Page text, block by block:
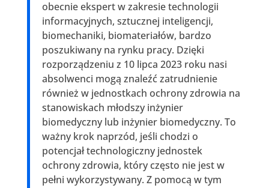
obecnie ekspert w zakresie technologii
informacyjnych, sztucznej inteligencji,
biomechaniki, biomateriałów, bardzo
poszukiwany na rynku pracy. Dzięki
rozporządzeniu z 10 lipca 2023 roku nasi
absolwenci mogą znaleźć zatrudnienie
również w jednostkach ochrony zdrowia na
stanowiskach młodszy inżynier
biomedyczny lub inżynier biomedyczny. To
ważny krok naprzód, jeśli chodzi o
potencjał technologiczny jednostek
ochrony zdrowia, który często nie jest w
pełni wykorzystywany. Z pomocą w tym